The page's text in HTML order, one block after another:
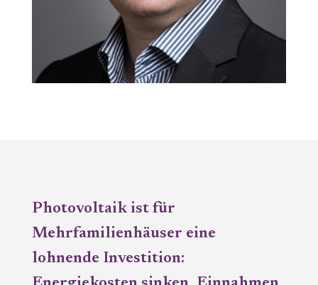
Photovoltaik ist für
Mehrfamilienhäuser eine
lohnende Investition: